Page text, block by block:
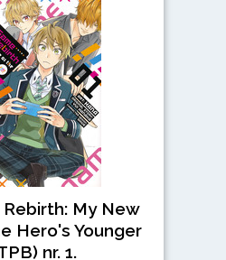
Rebirth: My New
Hero's Younger
nr. 1.